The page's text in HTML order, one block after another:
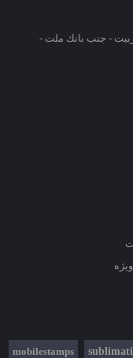
تربيت - جنب بانك ملت -
mobilestamps